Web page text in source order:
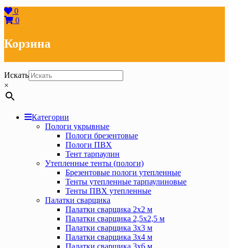
0
0
Корзина
Искать
×
Категории
Пологи укрывные
Пологи брезентовые
Пологи ПВХ
Тент тарпаулин
Утепленные тенты (пологи)
Брезентовые пологи утепленные
Тенты утепленные тарпаулиновые
Тенты ПВХ утепленные
Палатки сварщика
Палатки сварщика 2х2 м
Палатки сварщика 2,5х2,5 м
Палатки сварщика 3х3 м
Палатки сварщика 3х4 м